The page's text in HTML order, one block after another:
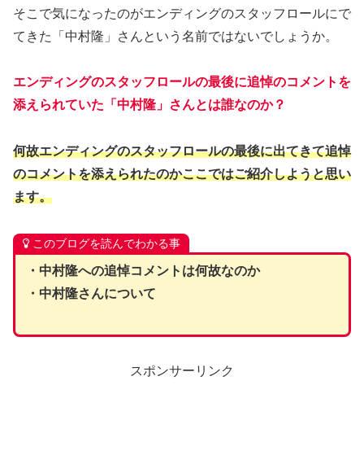
そこで気になったのがエンディングのスタッフロールにで
てきた「中村隆」さんという名前ではないでしょうか。
エンディングのスタッフロールの最後に追悼のコメントを
添えられていた「中村隆」さんとは誰なのか？
何故エンディングのスタッフロールの最後に出てきて追悼
のコメントを添えられたのかここではご紹介しようと思い
ます。
このブログを読んでわかる事
・中村隆への追悼コメントは何故なのか
・中村隆さんについて
スポンサーリンク